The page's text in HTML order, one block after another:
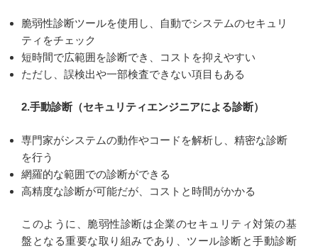
脆弱性診断ツールを使用し、自動でシステムのセキュリ
ティをチェック
短時間で広範囲を診断でき、コストを抑えやすい
ただし、誤検出や一部検査できない項目もある
2.手動診断（セキュリティエンジニアによる診断）
専門家がシステムの動作やコードを解析し、精密な診断
を行う
網羅的な範囲での診断ができる
高精度な診断が可能だが、コストと時間がかかる
このように、脆弱性診断は企業のセキュリティ対策の基
盤となる重要な取り組みであり、ツール診断と手動診断